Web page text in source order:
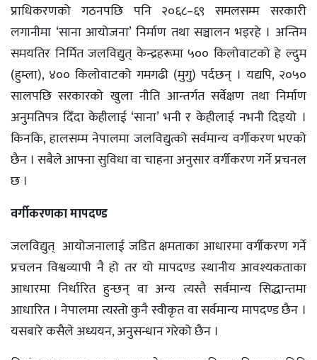
प्राधिकरणको गठनपछि पनि २०६८–६९ समलसम्म सरकारी
लगानीमा ‘साना आयोजना’ निर्माण तथा सञ्चालन भइरहे । अन्तिम
समयतिर निर्मित जलविद्युत् केन्द्रहरूमा ५०० किलोवाटको हे ल्दुम
(हुम्ला), ४०० किलोवाटको गमगढी (मुगु) पर्दछन् । यद्यपि, २०५०
सालपछि सरकारको खुला नीति आन्तर्गत सर्वेक्षण तथा निर्माण
अनुमतिपत्र दिँदा केहीलाई ‘साना’ भनी र केहीलाई नभनी दिइयो ।
किनकि, हालसम्म नेपालमा जलविद्युत्को सर्वमान्य वर्गीकरण भएको
छैन । सबैले आफ्ना सुविधा वा चाहना अनुसार वर्गीकरण गर्ने प्रचनल
छ ।
वर्गीकरणका मापदण्ड
जलविद्युत् आयोजनालाई जडित क्षमताका आधारमा वर्गीकरण गर्ने
प्रचलन विश्वव्यापी नै हो तर यो मापदण्ड स्थानीय आवश्यकताका
आधारमा निर्धारित हुन्छन् वा अन्य त्यस्तै सर्वमान्य सिद्धान्तमा
आधारित । नेपालमा त्यस्तो कुनै स्वीकृत वा सर्वमान्य मापदण्ड छैन ।
यसबारे कसैले अध्ययन, अनुसन्धान गरेको छैन ।